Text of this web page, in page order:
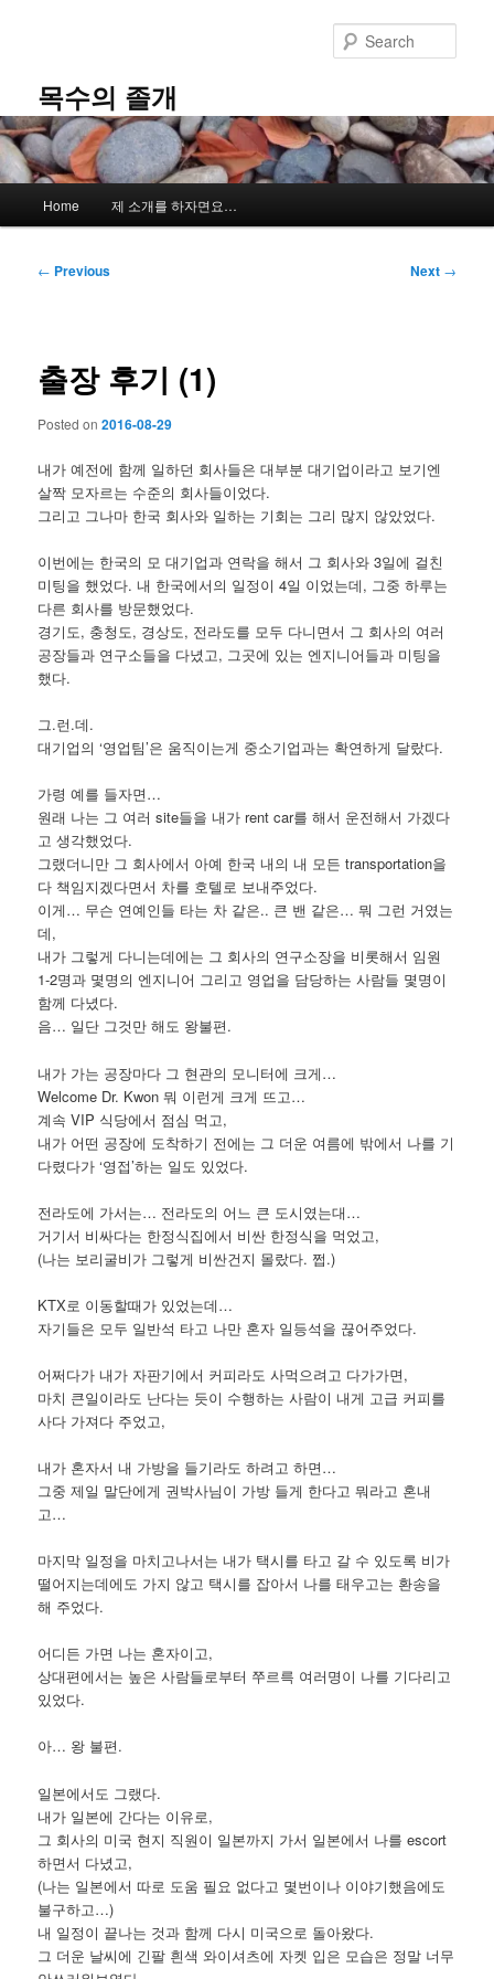
content목수의 졸개
Home 제 소개를 하자면요…
Post
← Previous Next →
출장 후기 (1)
Posted on2016-08-29
내가 예전에 함께 일하던 회사들은 대부분 대기업이라고 보기엔
살짝 모자르는 수준의 회사들이었다.
그리고 그나마 한국 회사와 일하는 기회는 그리 많지 않았었다.
이번에는 한국의 모 대기업과 연락을 해서 그 회사와 3일에 걸친
미팅을 했었다. 내 한국에서의 일정이 4일 이었는데, 그중 하루는
다른 회사를 방문했었다.
경기도, 충청도, 경상도, 전라도를 모두 다니면서 그 회사의 여러
공장들과 연구소들을 다녔고, 그곳에 있는 엔지니어들과 미팅을
했다.
그.런.데.
대기업의 ‘영업팀’은 움직이는게 중소기업과는 확연하게 달랐다.
가령 예를 들자면…
원래 나는 그 여러 site들을 내가 rent car를 해서 운전해서 가겠다
고 생각했었다.
그랬더니만 그 회사에서 아예 한국 내의 내 모든 transportation을
다 책임지겠다면서 차를 호텔로 보내주었다.
이게… 무슨 연예인들 타는 차 같은.. 큰 밴 같은… 뭐 그런 거였는
데,
내가 그렇게 다니는데에는 그 회사의 연구소장을 비롯해서 임원
1-2명과 몇명의 엔지니어 그리고 영업을 담당하는 사람들 몇명이
함께 다녔다.
음… 일단 그것만 해도 왕불편.
내가 가는 공장마다 그 현관의 모니터에 크게…
Welcome Dr. Kwon 뭐 이런게 크게 뜨고…
계속 VIP 식당에서 점심 먹고,
내가 어떤 공장에 도착하기 전에는 그 더운 여름에 밖에서 나를 기
다렸다가 ‘영접’하는 일도 있었다.
전라도에 가서는… 전라도의 어느 큰 도시였는대…
거기서 비싸다는 한정식집에서 비싼 한정식을 먹었고,
(나는 보리굴비가 그렇게 비싼건지 몰랐다. 쩝.)
KTX로 이동할때가 있었는데…
자기들은 모두 일반석 타고 나만 혼자 일등석을 끊어주었다.
어쩌다가 내가 자판기에서 커피라도 사먹으려고 다가가면,
마치 큰일이라도 난다는 듯이 수행하는 사람이 내게 고급 커피를
사다 가져다 주었고,
내가 혼자서 내 가방을 들기라도 하려고 하면…
그중 제일 말단에게 권박사님이 가방 들게 한다고 뭐라고 혼내
고…
마지막 일정을 마치고나서는 내가 택시를 타고 갈 수 있도록 비가
떨어지는데에도 가지 않고 택시를 잡아서 나를 태우고는 환송을
해 주었다.
어디든 가면 나는 혼자이고,
상대편에서는 높은 사람들로부터 쭈르륵 여러명이 나를 기다리고
있었다.
아… 왕 불편.
일본에서도 그랬다.
내가 일본에 간다는 이유로,
그 회사의 미국 현지 직원이 일본까지 가서 일본에서 나를 escort
하면서 다녔고,
(나는 일본에서 따로 도움 필요 없다고 몇번이나 이야기했음에도
불구하고…)
내 일정이 끝나는 것과 함께 다시 미국으로 돌아왔다.
그 더운 날씨에 긴팔 흰색 와이셔츠에 자켓 입은 모습은 정말 너무